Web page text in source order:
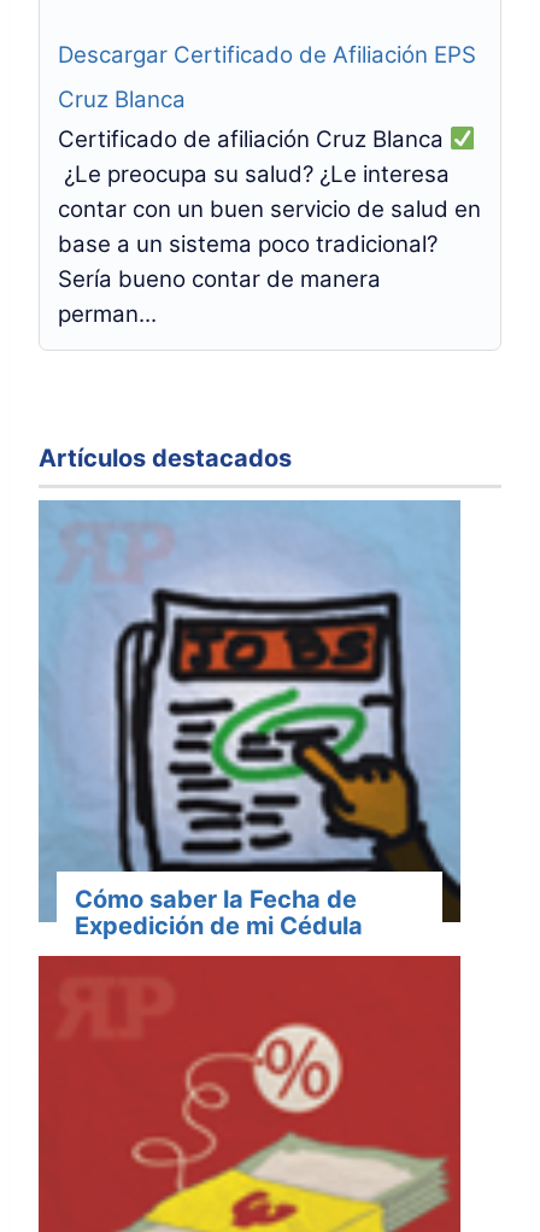
Descargar Certificado de Afiliación EPS
Cruz Blanca
Certificado de afiliación Cruz Blanca
¿Le preocupa su salud? ¿Le interesa
contar con un buen servicio de salud en
base a un sistema poco tradicional?
Sería bueno contar de manera
perman...
Artículos destacados
Cómo saber la Fecha de
Expedición de mi Cédula